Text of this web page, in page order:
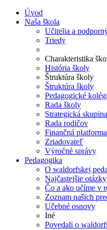
Úvod
Naša škola
Učitelia a
Triedy
Charakteristika
História školy
Štruktúra školy
Štruktúra školy
Pedagogické
Rada školy
Strategická skupina
Rada rodičov
Finančná platforma
Zriadovateľ
Výročné správy
Pedagogika
O waldorfskej
Najčastejšie otázky
Čo a ako učíme v
Zoznam našich
Učebné osnovy
Iné
Povedali o